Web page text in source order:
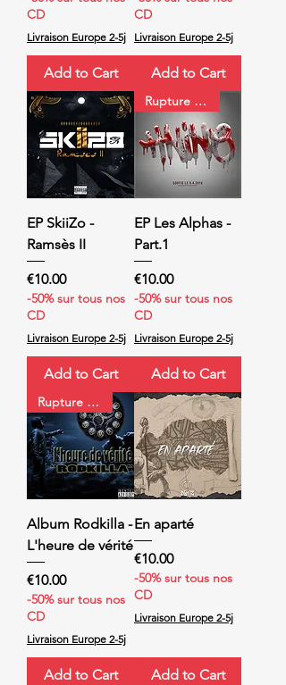
CD
Livraison Europe 2-5j
Add to Cart
CD
Livraison Europe 2-5j
Add to Cart
EP SkiiZo -
Ramsès II
Price
€10.00
-50% sur tous nos
CD
Livraison Europe 2-5j
Add to Cart
Rupture de stock
EP Les Alphas -
Part.1
Price
€10.00
-50% sur tous nos
CD
Livraison Europe 2-5j
Add to Cart
Rupture de stock
Album Rodkilla -
L'heure de vérité
Price
€10.00
-50% sur tous nos
CD
Livraison Europe 2-5j
Add to Cart
En aparté
Price
€10.00
-50% sur tous nos
CD
Livraison Europe 2-5j
Add to Cart